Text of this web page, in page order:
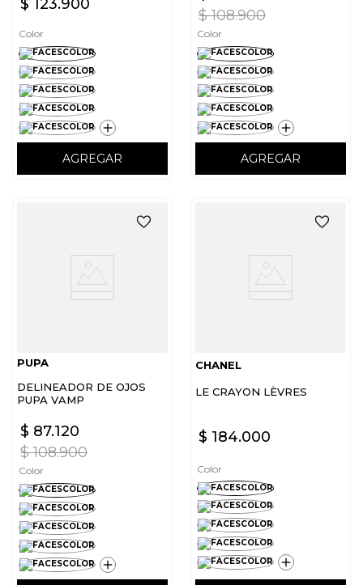
$ 123.900
Color
AGREGAR
$ 108.900
Color
AGREGAR
PUPA
DELINEADOR DE OJOS
PUPA VAMP
$ 108.900
$ 87.120
Color
CHANEL
LE CRAYON LÈVRES
$ 184.000
Color